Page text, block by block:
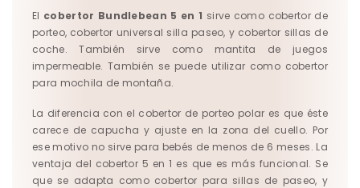
El cobertor Bundlebean 5 en 1 sirve como cobertor de
porteo, cobertor universal silla paseo, y cobertor sillas de
coche. También sirve como mantita de juegos
impermeable. También se puede utilizar como cobertor
para mochila de montaña.
La diferencia con el cobertor de porteo polar es que éste
carece de capucha y ajuste en la zona del cuello. Por
ese motivo no sirve para bebés de menos de 6 meses. La
ventaja del cobertor 5 en 1 es que es más funcional. Se
que se adapta como cobertor para sillas de paseo, y